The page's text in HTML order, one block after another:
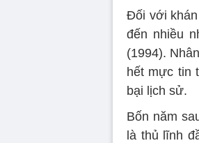
Đối với
đến nhiều
(1994).
hết mực tin
bại lịch sử.
Bốn năm
là thủ lĩnh